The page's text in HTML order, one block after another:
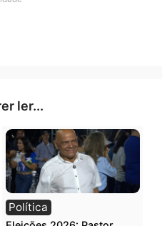
diversas regiões do